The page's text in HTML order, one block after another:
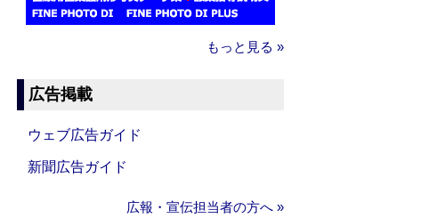
もっと見る »
広告掲載
ウェブ広告ガイド
新聞広告ガイド
広報・宣伝担当者の方へ »